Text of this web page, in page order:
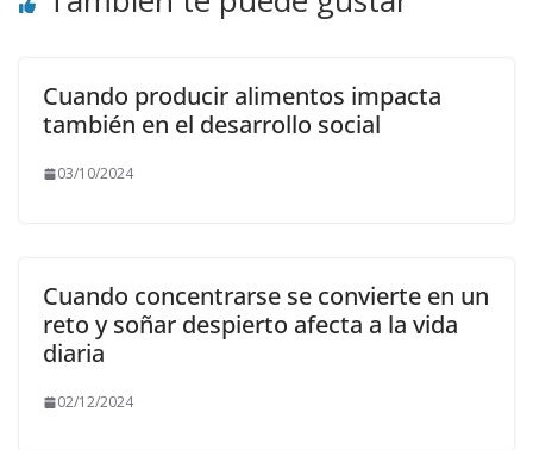
Cuando producir alimentos impacta
también en el desarrollo social
03/10/2024
Cuando concentrarse se convierte en un
reto y soñar despierto afecta a la vida
diaria
02/12/2024